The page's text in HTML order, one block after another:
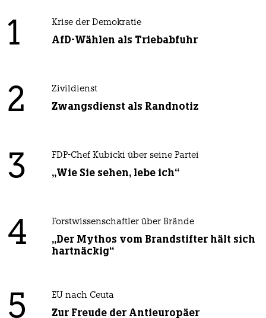
1 Krise der Demokratie
AfD-Wählen als Triebabfuhr
2 Zivildienst
Zwangsdienst als Randnotiz
3 FDP-Chef Kubicki über seine Partei
„Wie Sie sehen, lebe ich“
4 Forstwissenschaftler über Brände
„Der Mythos vom Brandstifter hält sich
hartnäckig“
5 EU nach Ceuta
Zur Freude der Antieuropäer